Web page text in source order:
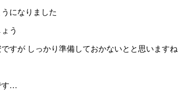
になりました
う
すが しっかり準備しておかないとと思いますね
す…